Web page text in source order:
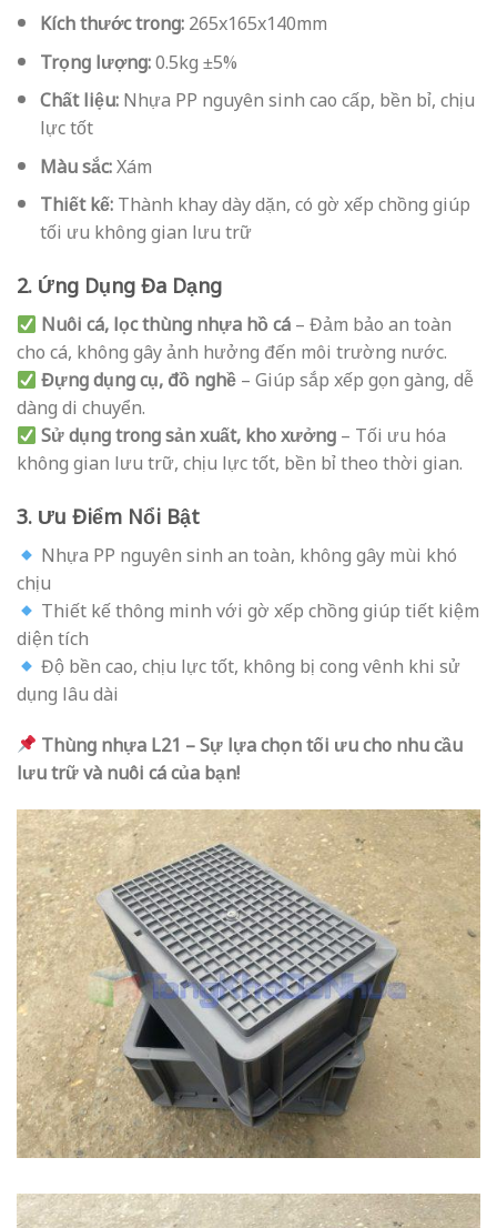
Kích thước trong:265x165x140mm
Trọng lượng:0.5kg ±5%
Chất liệu:Nhựa PP nguyên sinh cao cấp, bền bỉ, chịu
lực tốt
Màu sắc:Xám
Thiết kế:Thành khay dày dặn, có gờ xếp chồng giúp
tối ưu không gian lưu trữ
2. Ứng Dụng Đa Dạng
Nuôi cá, lọc thùng nhựa hồ cá– Đảm bảo an toàn
cho cá, không gây ảnh hưởng đến môi trường nước.
Đựng dụng cụ, đồ nghề– Giúp sắp xếp gọn gàng, dễ
dàng di chuyển.
Sử dụng trong sản xuất, kho xưởng– Tối ưu hóa
không gian lưu trữ, chịu lực tốt, bền bỉ theo thời gian.
3. Ưu Điểm Nổi Bật
Nhựa PP nguyên sinh an toàn, không gây mùi khó
chịu
Thiết kế thông minh với gờ xếp chồng giúp tiết kiệm
diện tích
Độ bền cao, chịu lực tốt, không bị cong vênh khi sử
dụng lâu dài
Thùng nhựa L21 – Sự lựa chọn tối ưu cho nhu cầu
lưu trữ và nuôi cá của bạn!